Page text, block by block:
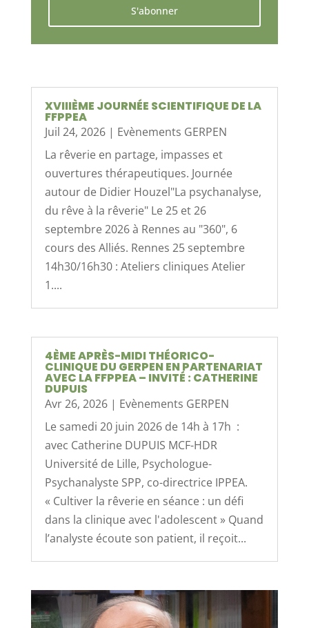
S'abonner
XVIIIÈME JOURNÉE SCIENTIFIQUE DE LA
FFPPEA
Juil 24, 2026| Evènements GERPEN
La rêverie en partage, impasses et
ouvertures thérapeutiques. Journée
autour de Didier Houzel"La psychanalyse,
du rêve à la rêverie" Le 25 et 26
septembre 2026 à Rennes au "360", 6
cours des Alliés. Rennes 25 septembre
14h30/16h30 : Ateliers cliniques Atelier
1....
4ÈME APRÈS-MIDI THÉORICO-
CLINIQUE DU GERPEN EN PARTENARIAT
AVEC LA FFPPEA – INVITÉ : CATHERINE
DUPUIS
Avr 26, 2026| Evènements GERPEN
Le samedi 20 juin 2026 de 14h à 17h :
avec Catherine DUPUIS MCF-HDR
Université de Lille, Psychologue-
Psychanalyste SPP, co-directrice IPPEA.
« Cultiver la rêverie en séance : un défi
dans la clinique avec l'adolescent » Quand
l’analyste écoute son patient, il reçoit...